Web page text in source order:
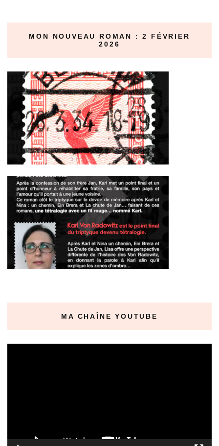
MON NOUVEAU ROMAN : 2 FÉVRIER
2026
MA CHAÎNE YOUTUBE